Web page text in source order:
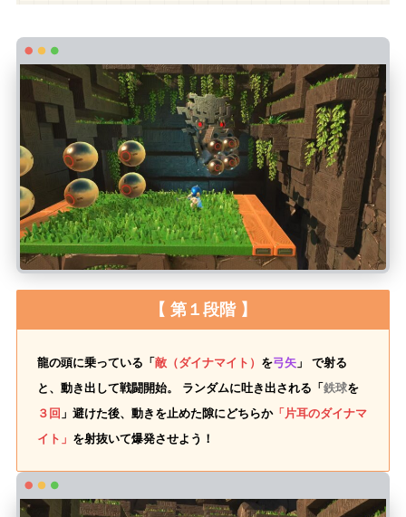
【 第１段階 】
龍の頭に乗っている「敵（ダイナマイト） を弓矢 」 で射る
と、動き出して戦闘開始。 ランダムに吐き出される「鉄球を
３回 」避けた後、動きを止めた隙にどちらか「片耳のダイナマ
イト」 を射抜いて爆発させよう！